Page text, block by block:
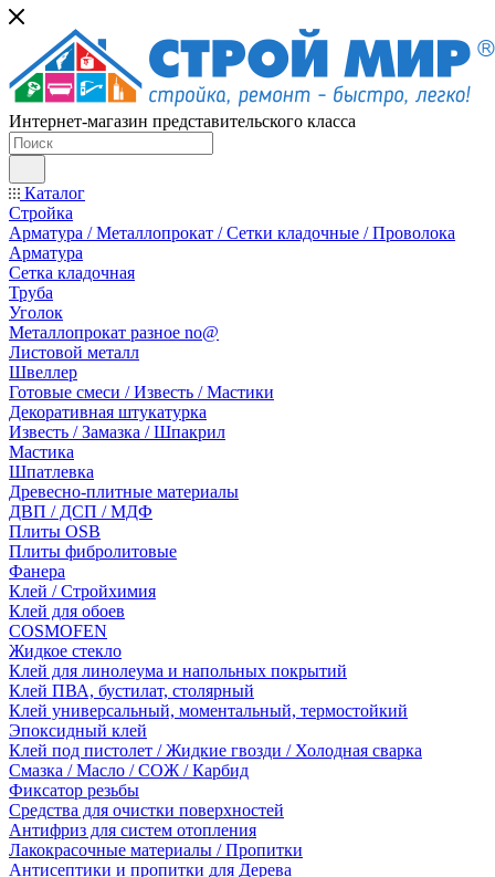
Интернет-магазин представительского класса
Каталог
Стройка
Арматура / Металлопрокат / Сетки кладочные / Проволока
Арматура
Сетка кладочная
Труба
Уголок
Металлопрокат разное no@
Листовой металл
Швеллер
Готовые смеси / Известь / Мастики
Декоративная штукатурка
Известь / Замазка / Шпакрил
Мастика
Шпатлевка
Древесно-плитные материалы
ДВП / ДСП / МДФ
Плиты OSB
Плиты фибролитовые
Фанера
Клей / Стройхимия
Клей для обоев
COSMOFEN
Жидкое стекло
Клей для линолеума и напольных покрытий
Клей ПВА, бустилат, столярный
Клей универсальный, моментальный, термостойкий
Эпоксидный клей
Клей под пистолет / Жидкие гвозди / Холодная сварка
Смазка / Масло / СОЖ / Карбид
Фиксатор резьбы
Средства для очистки поверхностей
Антифриз для систем отопления
Лакокрасочные материалы / Пропитки
Антисептики и пропитки для Дерева